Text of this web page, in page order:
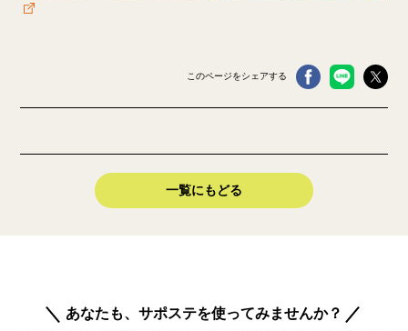
このページをシェアする
一覧にもどる
あなたも、サポステを使ってみませんか？